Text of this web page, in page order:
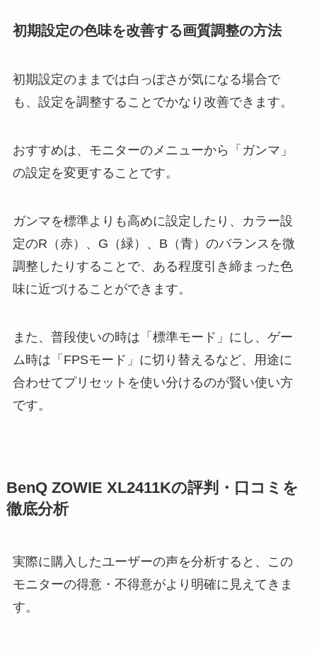
初期設定の色味を改善する画質調整の方法
初期設定のままでは白っぽさが気になる場合で
も、設定を調整することでかなり改善できます。
おすすめは、モニターのメニューから「ガンマ」
の設定を変更することです。
ガンマを標準よりも高めに設定したり、カラー設
定のR（赤）、G（緑）、B（青）のバランスを微
調整したりすることで、ある程度引き締まった色
味に近づけることができます。
また、普段使いの時は「標準モード」にし、ゲー
ム時は「FPSモード」に切り替えるなど、用途に
合わせてプリセットを使い分けるのが賢い使い方
です。
BenQ ZOWIE XL2411Kの評判・口コミを
徹底分析
実際に購入したユーザーの声を分析すると、この
モニターの得意・不得意がより明確に見えてきま
す。